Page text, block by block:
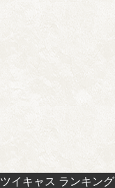
ツイキャス ランキング